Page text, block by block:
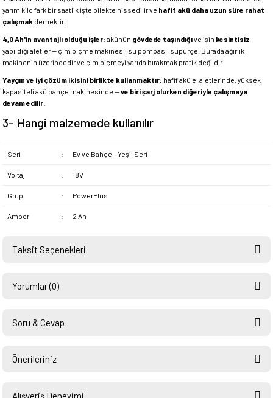
yarım kilo fark bir saatlik işte bilekte hissedilir ve hafif akü daha uzun süre rahat
çalışmak demektir.
4,0 Ah'in avantajlı olduğu işler: akünün gövdede taşındığıve işin kesintisiz
yapıldığı aletler — çim biçme makinesi, su pompası, süpürge. Burada ağırlık
makinenin üzerindedir ve çim biçmeyi yarıda bırakmak pratik değildir.
Yaygın ve iyi çözüm ikisini birlikte kullanmaktır: hafif akü el aletlerinde, yüksek
kapasiteli akü bahçe makinesinde —ve biri şarj olurken diğeriyle çalışmaya
devam edilir.
3- Hangi malzemede kullanılır
Seri : Ev ve Bahçe - Yeşil Seri
Voltaj : 18V
Grup : PowerPlus
Amper : 2 Ah
Taksit Seçenekleri
Yorumlar (0)
Soru & Cevap
Önerileriniz
yetersiz gördüğünüz noktaları öneri formunu kullanarak tarafımıza
Alışveriş Deneyimi